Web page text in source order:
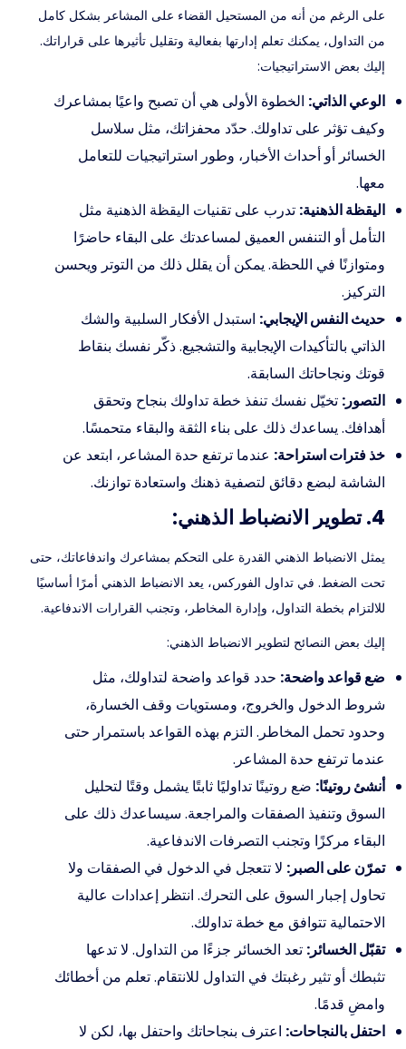
على الرغم من أنه من المستحيل القضاء على المشاعر بشكل كامل
من التداول، يمكنك تعلم إدارتها بفعالية وتقليل تأثيرها على قراراتك.
إليك بعض الاستراتيجيات:
الوعي الذاتي: الخطوة الأولى هي أن تصبح واعيًا بمشاعرك
وكيف تؤثر على تداولك. حدّد محفزاتك، مثل سلاسل
الخسائر أو أحداث الأخبار، وطور استراتيجيات للتعامل
معها.
اليقظة الذهنية: تدرب على تقنيات اليقظة الذهنية مثل
التأمل أو التنفس العميق لمساعدتك على البقاء حاضرًا
ومتوازنًا في اللحظة. يمكن أن يقلل ذلك من التوتر ويحسن
التركيز.
حديث النفس الإيجابي: استبدل الأفكار السلبية والشك
الذاتي بالتأكيدات الإيجابية والتشجيع. ذكّر نفسك بنقاط
قوتك ونجاحاتك السابقة.
التصور: تخيّل نفسك تنفذ خطة تداولك بنجاح وتحقق
أهدافك. يساعدك ذلك على بناء الثقة والبقاء متحمسًا.
خذ فترات استراحة: عندما ترتفع حدة المشاعر، ابتعد عن
الشاشة لبضع دقائق لتصفية ذهنك واستعادة توازنك.
4. تطوير الانضباط الذهني:
يمثل الانضباط الذهني القدرة على التحكم بمشاعرك واندفاعاتك، حتى
تحت الضغط. في تداول الفوركس، يعد الانضباط الذهني أمرًا أساسيًا
للالتزام بخطة التداول، وإدارة المخاطر، وتجنب القرارات الاندفاعية.
إليك بعض النصائح لتطوير الانضباط الذهني:
ضع قواعد واضحة: حدد قواعد واضحة لتداولك، مثل
شروط الدخول والخروج، ومستويات وقف الخسارة،
وحدود تحمل المخاطر. التزم بهذه القواعد باستمرار حتى
عندما ترتفع حدة المشاعر.
أنشئ روتينًا: ضع روتينًا تداوليًا ثابتًا يشمل وقتًا لتحليل
السوق وتنفيذ الصفقات والمراجعة. سيساعدك ذلك على
البقاء مركزًا وتجنب التصرفات الاندفاعية.
تمرّن على الصبر: لا تتعجل في الدخول في الصفقات ولا
تحاول إجبار السوق على التحرك. انتظر إعدادات عالية
الاحتمالية تتوافق مع خطة تداولك.
تقبّل الخسائر: تعد الخسائر جزءًا من التداول. لا تدعها
تثبطك أو تثير رغبتك في التداول للانتقام. تعلم من أخطائك
وامضِ قدمًا.
احتفل بالنجاحات: اعترف بنجاحاتك واحتفل بها، لكن لا